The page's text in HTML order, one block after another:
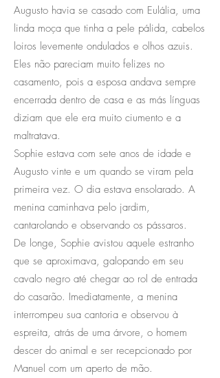
Augusto havia se casado com Eulália, uma
linda moça que tinha a pele pálida, cabelos
loiros levemente ondulados e olhos azuis.
Eles não pareciam muito felizes no
casamento, pois a esposa andava sempre
encerrada dentro de casa e as más línguas
diziam que ele era muito ciumento e a
maltratava.
Sophie estava com sete anos de idade e
Augusto vinte e um quando se viram pela
primeira vez. O dia estava ensolarado. A
menina caminhava pelo jardim,
cantarolando e observando os pássaros.
De longe, Sophie avistou aquele estranho
que se aproximava, galopando em seu
cavalo negro até chegar ao rol de entrada
do casarão. Imediatamente, a menina
interrompeu sua cantoria e observou à
espreita, atrás de uma árvore, o homem
descer do animal e ser recepcionado por
Manuel com um aperto de mão.